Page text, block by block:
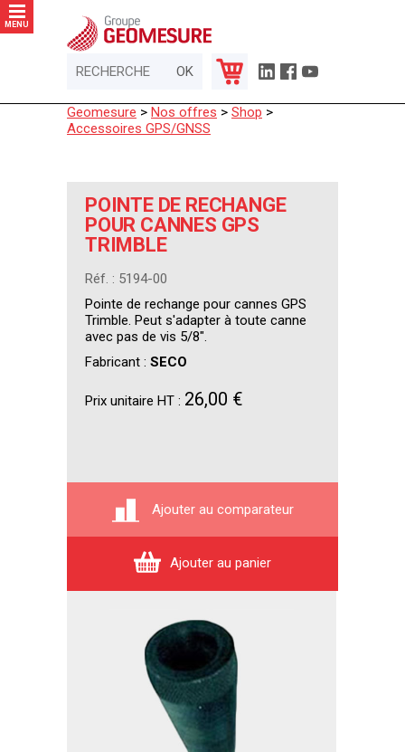
MENU
Geomesure > Nos offres > Shop >
Accessoires GPS/GNSS
POINTE DE RECHANGE
POUR CANNES GPS
TRIMBLE
Réf. : 5194-00
Pointe de rechange pour cannes GPS
Trimble. Peut s'adapter à toute canne
avec pas de vis 5/8".
Fabricant : SECO
Prix unitaire HT : 26,00 €
Ajouter au comparateur
Ajouter au panier
Panneau de gestion des cookies